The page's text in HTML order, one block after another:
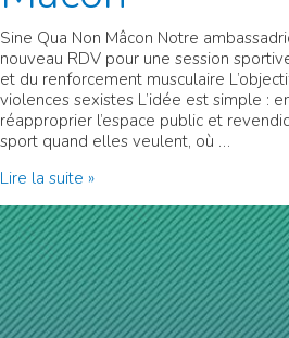
Sine Qua Non Mâcon Notre
nouveau RDV pour une session
et du renforcement musculaire
violences sexistes L’idée est simple :
réapproprier l’espace public et
sport quand elles veulent, où …
Sine
Non
Squad
Mâcon
Lire la suite »